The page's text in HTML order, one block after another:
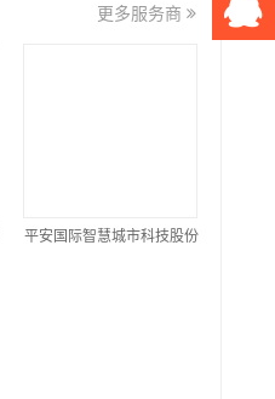
更多服务商
平安国际智慧城市科技股份